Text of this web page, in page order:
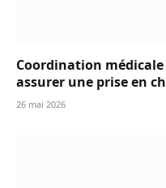
Coordination
assurer une prise en
26 mai 2026